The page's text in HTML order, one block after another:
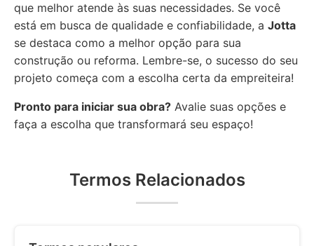
que melhor atende às suas necessidades. Se você
está em busca de qualidade e confiabilidade, a Jotta
se destaca como a melhor opção para sua
construção ou reforma. Lembre-se, o sucesso do seu
projeto começa com a escolha certa da empreiteira!
Pronto para iniciar sua obra? Avalie suas opções e
faça a escolha que transformará seu espaço!
Termos Relacionados